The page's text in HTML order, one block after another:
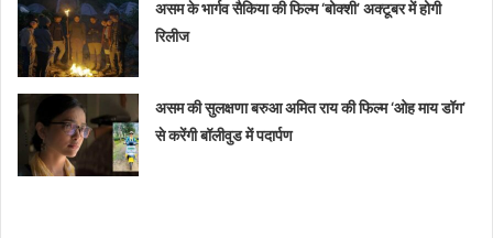
असम के भार्गव सैकिया की फिल्म ‘बोक्शी’ अक्टूबर में होगी
रिलीज
असम की सुलक्षणा बरुआ अमित राय की फिल्म ‘ओह माय डॉग’
से करेंगी बॉलीवुड में पदार्पण